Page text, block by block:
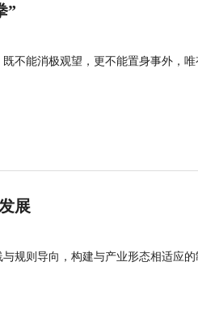
”
不能消极观望，更不能置身事外，
展
规则导向，构建与产业形态相适应的